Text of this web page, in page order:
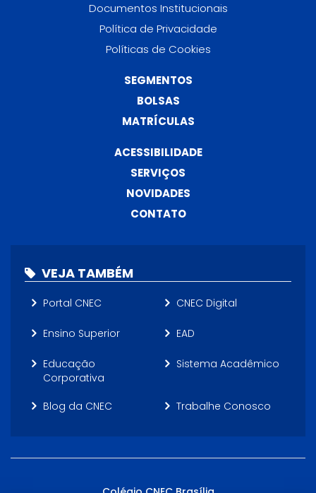
Documentos Institucionais
Política de Privacidade
Políticas de Cookies
SEGMENTOS
BOLSAS
MATRÍCULAS
ACESSIBILIDADE
SERVIÇOS
NOVIDADES
CONTATO
VEJA TAMBÉM
Portal CNEC CNEC Digital
Ensino Superior EAD
Educação
Corporativa
Sistema Acadêmico
Blog da CNEC Trabalhe Conosco